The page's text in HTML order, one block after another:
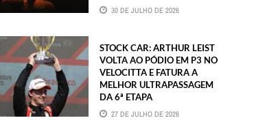
30 DE JULHO DE 2026
STOCK CAR: ARTHUR LEIST
VOLTA AO PÓDIO EM P3 NO
VELOCITTA E FATURA A
MELHOR ULTRAPASSAGEM
DA 6ª ETAPA
27 DE JULHO DE 2026